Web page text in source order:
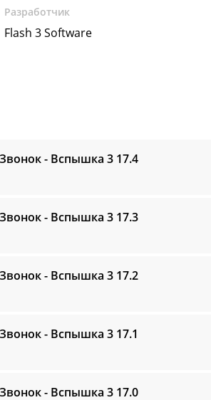
Разработчик
Flash 3 Software
- Вспышка 3 17.4
- Вспышка 3 17.3
- Вспышка 3 17.2
- Вспышка 3 17.1
- Вспышка 3 17.0